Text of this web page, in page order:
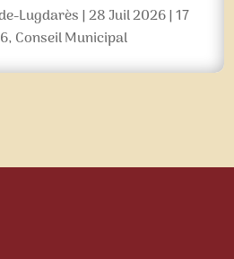
Lugdarès|28 Juil 2026|17
, Conseil Municipal